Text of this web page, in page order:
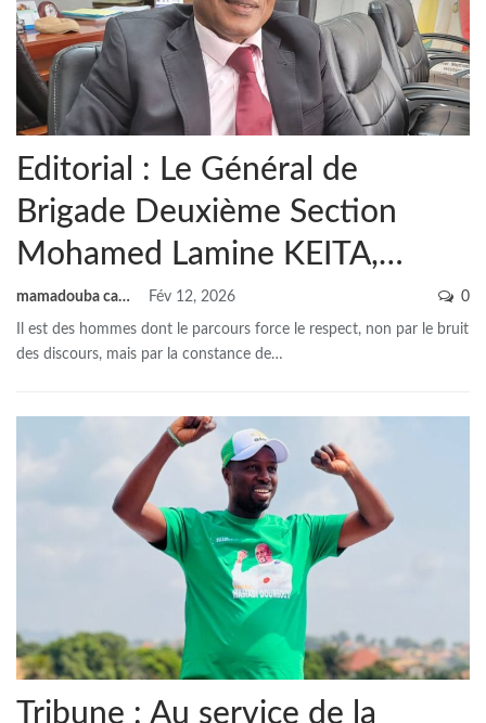
Editorial : Le Général de
Brigade Deuxième Section
Mohamed Lamine KEITA,…
mamadouba camara Fév 12, 2026 0
Il est des hommes dont le parcours force le respect, non par le bruit
des discours, mais par la constance de…
Tribune : Au service de la